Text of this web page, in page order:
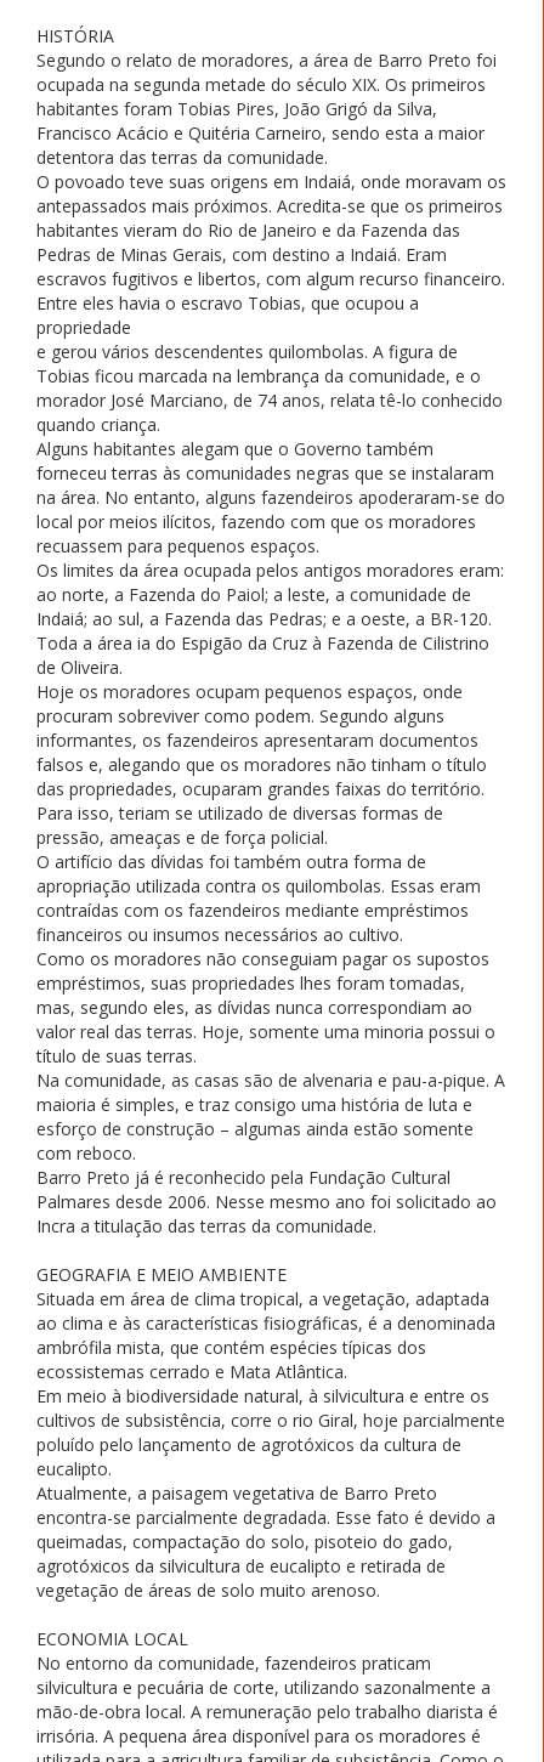
HISTÓRIA
Segundo o relato de moradores, a área de Barro Preto foi
ocupada na segunda metade do século XIX. Os primeiros
habitantes foram Tobias Pires, João Grigó da Silva,
Francisco Acácio e Quitéria Carneiro, sendo esta a maior
detentora das terras da comunidade.
O povoado teve suas origens em Indaiá, onde moravam os
antepassados mais próximos. Acredita-se que os primeiros
habitantes vieram do Rio de Janeiro e da Fazenda das
Pedras de Minas Gerais, com destino a Indaiá. Eram
escravos fugitivos e libertos, com algum recurso financeiro.
Entre eles havia o escravo Tobias, que ocupou a
propriedade
e gerou vários descendentes quilombolas. A figura de
Tobias ficou marcada na lembrança da comunidade, e o
morador José Marciano, de 74 anos, relata tê-lo conhecido
quando criança.
Alguns habitantes alegam que o Governo também
forneceu terras às comunidades negras que se instalaram
na área. No entanto, alguns fazendeiros apoderaram-se do
local por meios ilícitos, fazendo com que os moradores
recuassem para pequenos espaços.
Os limites da área ocupada pelos antigos moradores eram:
ao norte, a Fazenda do Paiol; a leste, a comunidade de
Indaiá; ao sul, a Fazenda das Pedras; e a oeste, a BR-120.
Toda a área ia do Espigão da Cruz à Fazenda de Cilistrino
de Oliveira.
Hoje os moradores ocupam pequenos espaços, onde
procuram sobreviver como podem. Segundo alguns
informantes, os fazendeiros apresentaram documentos
falsos e, alegando que os moradores não tinham o título
das propriedades, ocuparam grandes faixas do território.
Para isso, teriam se utilizado de diversas formas de
pressão, ameaças e de força policial.
O artifício das dívidas foi também outra forma de
apropriação utilizada contra os quilombolas. Essas eram
contraídas com os fazendeiros mediante empréstimos
financeiros ou insumos necessários ao cultivo.
Como os moradores não conseguiam pagar os supostos
empréstimos, suas propriedades lhes foram tomadas,
mas, segundo eles, as dívidas nunca correspondiam ao
valor real das terras. Hoje, somente uma minoria possui o
título de suas terras.
Na comunidade, as casas são de alvenaria e pau-a-pique. A
maioria é simples, e traz consigo uma história de luta e
esforço de construção – algumas ainda estão somente
com reboco.
Barro Preto já é reconhecido pela Fundação Cultural
Palmares desde 2006. Nesse mesmo ano foi solicitado ao
Incra a titulação das terras da comunidade.
GEOGRAFIA E MEIO AMBIENTE
Situada em área de clima tropical, a vegetação, adaptada
ao clima e às características fisiográficas, é a denominada
ambrófila mista, que contém espécies típicas dos
ecossistemas cerrado e Mata Atlântica.
Em meio à biodiversidade natural, à silvicultura e entre os
cultivos de subsistência, corre o rio Giral, hoje parcialmente
poluído pelo lançamento de agrotóxicos da cultura de
eucalipto.
Atualmente, a paisagem vegetativa de Barro Preto
encontra-se parcialmente degradada. Esse fato é devido a
queimadas, compactação do solo, pisoteio do gado,
agrotóxicos da silvicultura de eucalipto e retirada de
vegetação de áreas de solo muito arenoso.
ECONOMIA LOCAL
No entorno da comunidade, fazendeiros praticam
silvicultura e pecuária de corte, utilizando sazonalmente a
mão-de-obra local. A remuneração pelo trabalho diarista é
irrisória. A pequena área disponível para os moradores é